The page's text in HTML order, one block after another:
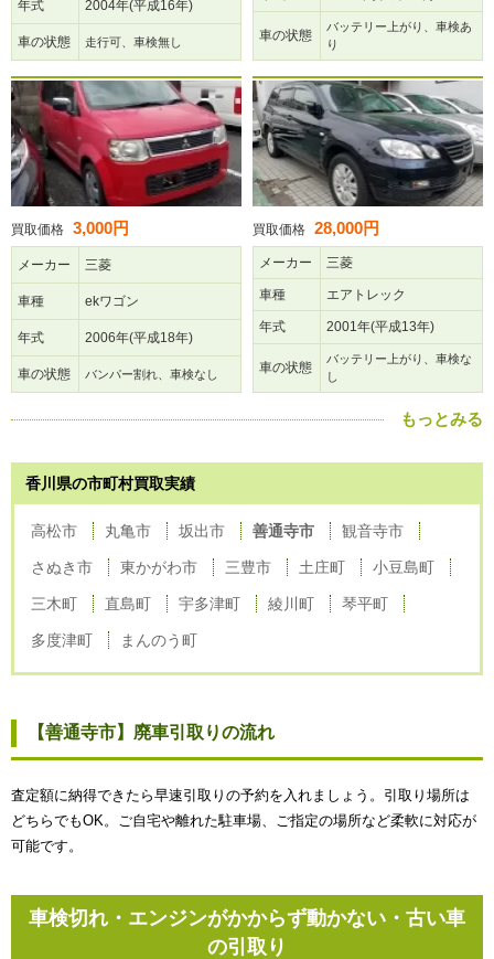
年式 2004年(平成16年)
車の状態 走行可、車検無し 車の状態
バッテリー上がり、車検あ
り
買取価格 3,000円
メーカー 三菱
車種 ekワゴン
年式 2006年(平成18年)
車の状態 バンパー割れ、車検なし
買取価格 28,000円
メーカー 三菱
車種 エアトレック
年式 2001年(平成13年)
車の状態
バッテリー上がり、車検な
し
もっとみる
香川県の市町村買取実績
高松市 丸亀市 坂出市 善通寺市 観音寺市
さぬき市 東かがわ市 三豊市 土庄町 小豆島町
三木町 直島町 宇多津町 綾川町 琴平町
多度津町 まんのう町
【善通寺市】廃車引取りの流れ
査定額に納得できたら早速引取りの予約を入れましょう。引取り場所は
どちらでもOK。ご自宅や離れた駐車場、ご指定の場所など柔軟に対応が
可能です。
車検切れ・エンジンがかからず動かない・古い車
の引取り